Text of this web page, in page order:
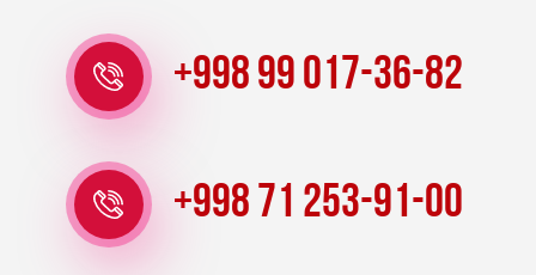
+998 99 017-36-82
+998 71 253-91-00